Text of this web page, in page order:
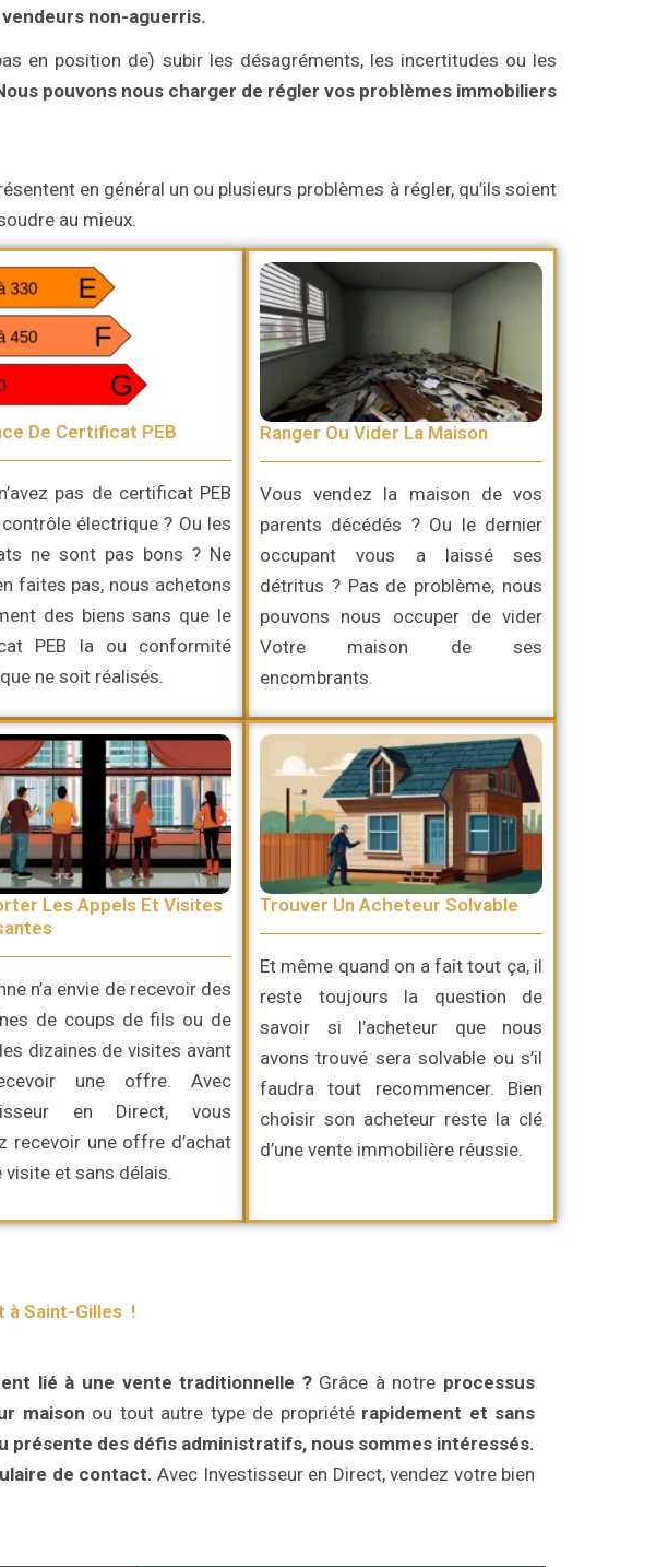
non-aguerris.
en position de) subir les désagréments, les incertitudes ou les
pouvons nous charger de régler vos problèmes immobiliers
en général un ou plusieurs problèmes à régler, qu’ils soient
au mieux.
De Certificat PEB
pas de certificat PEB
électrique ? Ou les
ne sont pas bons ? Ne
faites pas, nous achetons
des biens sans que le
PEB la ou conformité
ne soit réalisés.
Ranger Ou Vider La Maison
Vous vendez la maison de vos
parents décédés ? Ou le dernier
occupant vous a laissé ses
détritus ? Pas de problème, nous
pouvons nous occuper de vider
Votre maison de ses
encombrants.
Les Appels Et Visites
n’a envie de recevoir des
de coups de fils ou de
dizaines de visites avant
une offre. Avec
en Direct, vous
recevoir une offre d’achat
visite et sans délais.
Trouver Un Acheteur Solvable
Et même quand on a fait tout ça, il
reste toujours la question de
savoir si l’acheteur que nous
avons trouvé sera solvable ou s’il
faudra tout recommencer. Bien
choisir son acheteur reste la clé
d’une vente immobilière réussie.
à Saint-Gilles !
lié à une vente traditionnelle ?Grâce à notre processus
maison ou tout autre type de propriété rapidement et sans
présente des défis administratifs, nous sommes intéressés.
de contact. Avec Investisseur en Direct, vendez votre bien